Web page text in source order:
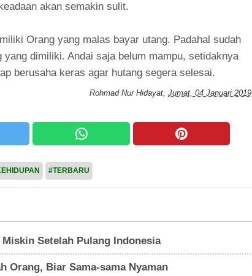
akan semakin sulit.
Orang yang malas bayar utang. Padahal sudah
dimiliki. Andai saja belum mampu, setidaknya
berusaha keras agar hutang segera selesai.
Rohmad Nur Hidayat, Jumat, 04 Januari 2019
#TERBARU
Setelah Pulang Indonesia
Orang, Biar Sama-sama Nyaman